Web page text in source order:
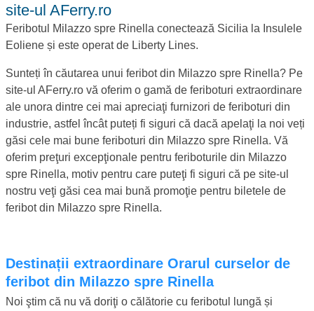
site-ul AFerry.ro
Feribotul Milazzo spre Rinella conectează Sicilia la Insulele
Eoliene și este operat de Liberty Lines.
Sunteți în căutarea unui feribot din Milazzo spre Rinella? Pe
site-ul AFerry.ro vă oferim o gamă de feriboturi extraordinare
ale unora dintre cei mai apreciaţi furnizori de feriboturi din
industrie, astfel încât puteți fi siguri că dacă apelaţi la noi veți
găsi cele mai bune feriboturi din Milazzo spre Rinella. Vă
oferim preţuri excepţionale pentru feriboturile din Milazzo
spre Rinella, motiv pentru care puteţi fi siguri că pe site-ul
nostru veţi găsi cea mai bună promoţie pentru biletele de
feribot din Milazzo spre Rinella.
Destinații extraordinare Orarul curselor de
feribot din Milazzo spre Rinella
Noi ştim că nu vă doriţi o călătorie cu feribotul lungă și